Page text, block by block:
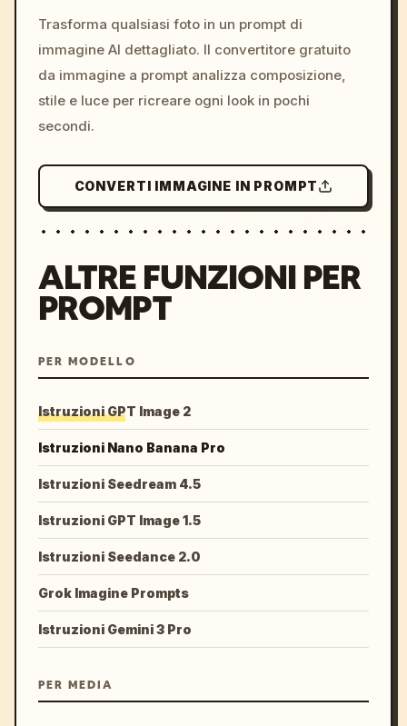
colors, 8k --v 6.0
Trasforma qualsiasi foto in un prompt di
immagine AI dettagliato. Il convertitore gratuito
da immagine a prompt analizza composizione,
stile e luce per ricreare ogni look in pochi
secondi.
CONVERTI IMMAGINE IN PROMPT
ALTRE FUNZIONI PER
PROMPT
PER MODELLO
Istruzioni GPT Image 2
Istruzioni Nano Banana Pro
Istruzioni Seedream 4.5
Istruzioni GPT Image 1.5
Istruzioni Seedance 2.0
Grok Imagine Prompts
Istruzioni Gemini 3 Pro
PER MEDIA